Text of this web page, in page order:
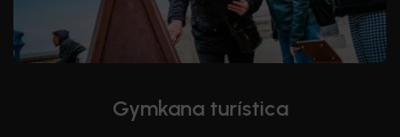
Gymkana turística